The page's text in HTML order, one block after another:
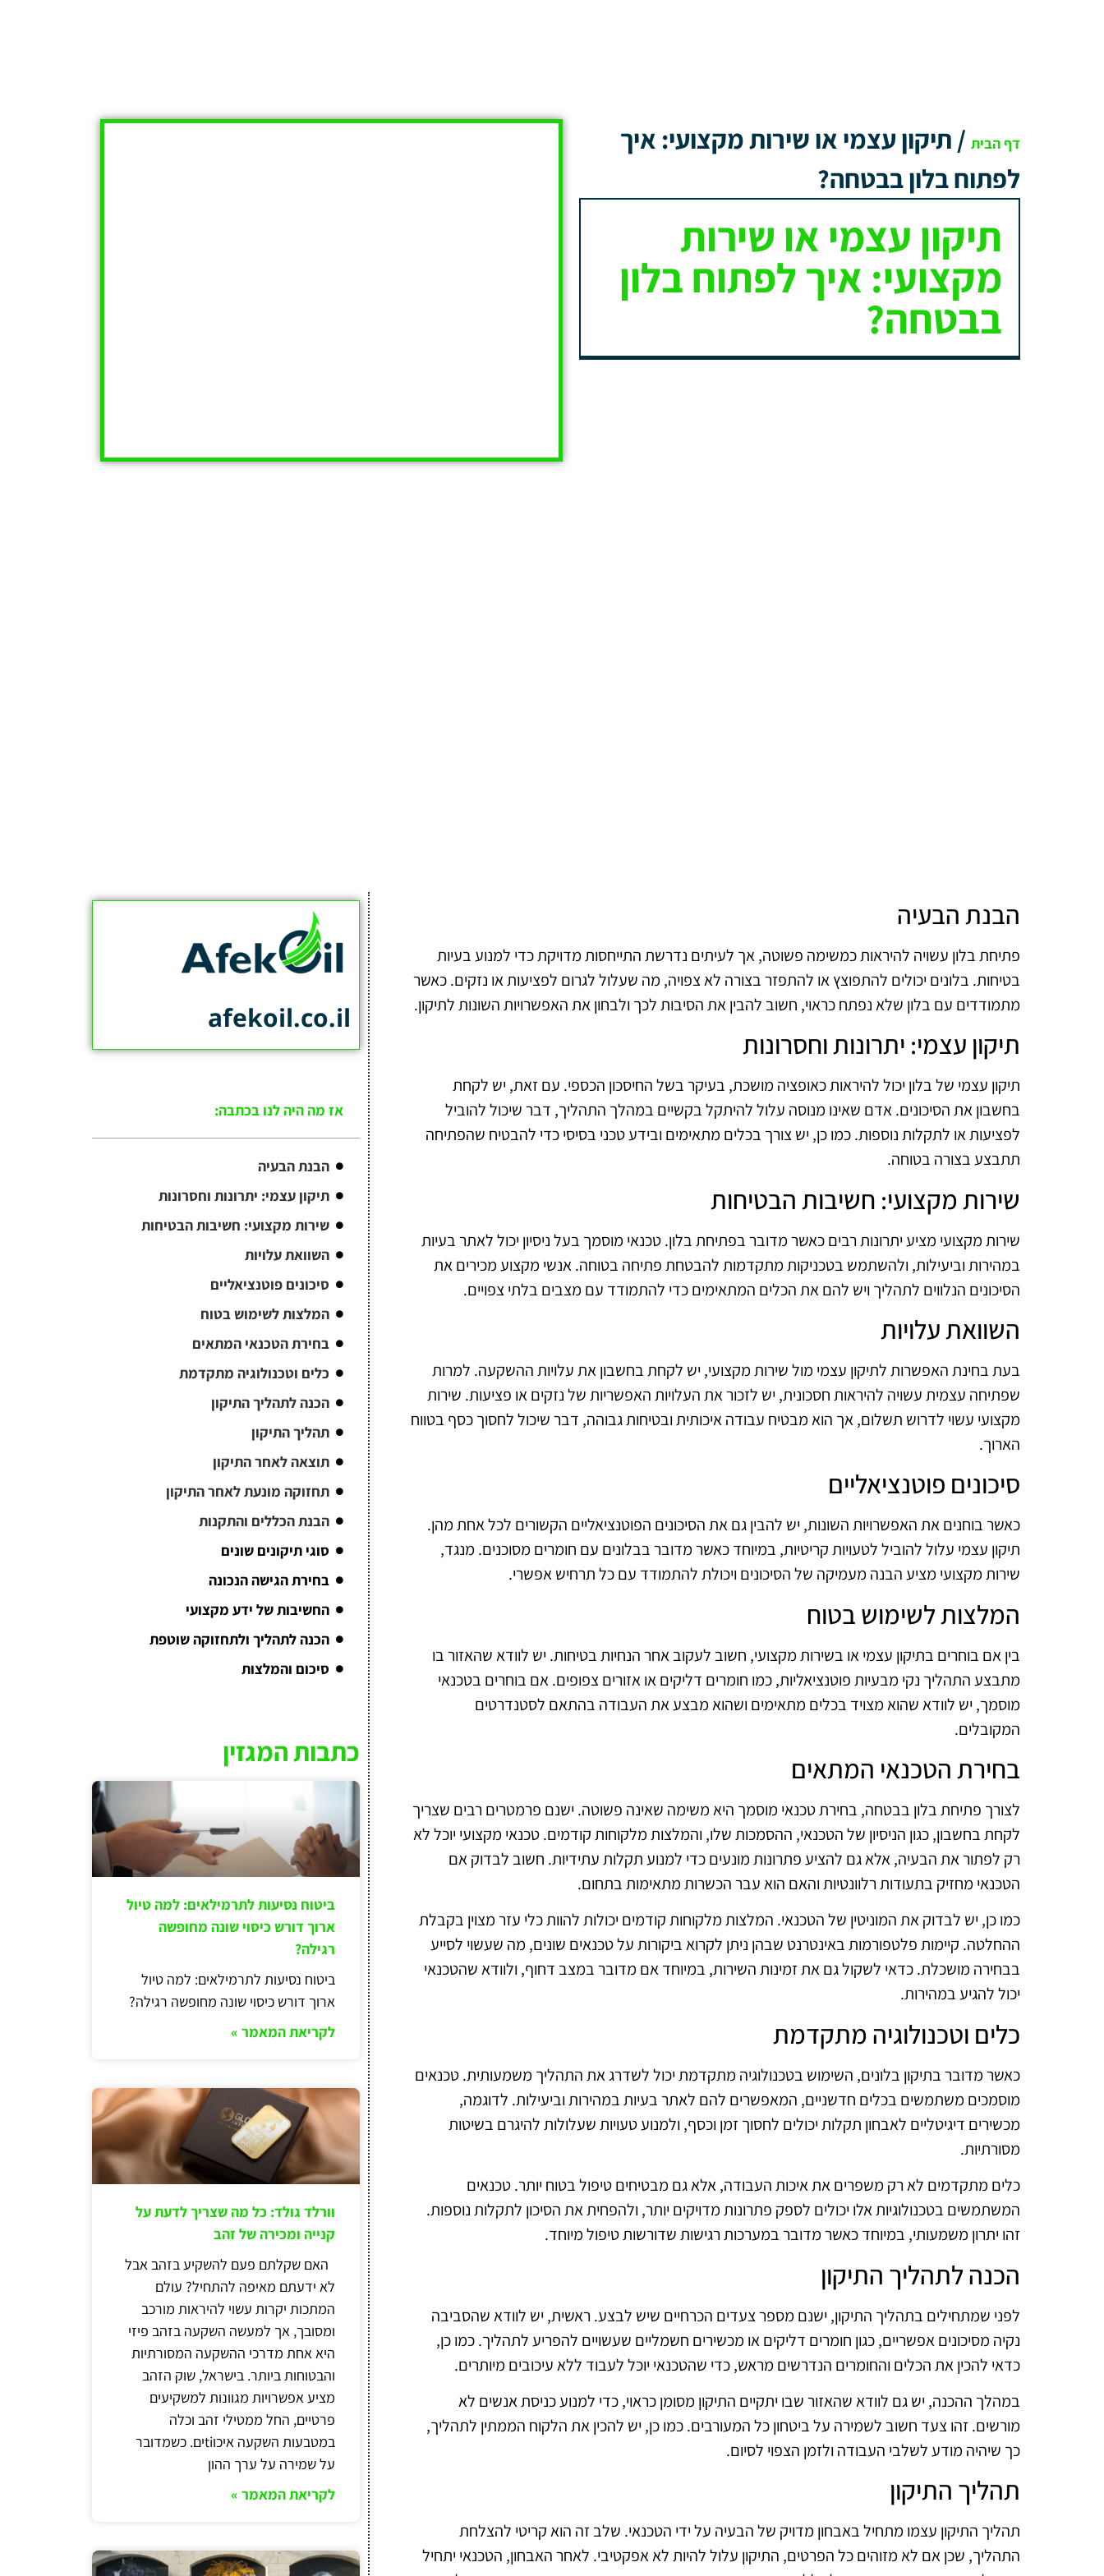
דף הבית /תיקון עצמי או שירות מקצועי: איך
לפתוח בלון בבטחה?
תיקון עצמי או שירות
מקצועי: איך לפתוח בלון
בבטחה?
הבנת הבעיה
פתיחת בלון עשויה להיראות כמשימה פשוטה, אך לעיתים נדרשת התייחסות מדויקת כדי למנוע בעיות
בטיחות. בלונים יכולים להתפוצץ או להתפזר בצורה לא צפויה, מה שעלול לגרום לפציעות או נזקים. כאשר
מתמודדים עם בלון שלא נפתח כראוי, חשוב להבין את הסיבות לכך ולבחון את האפשרויות השונות לתיקון.
תיקון עצמי: יתרונות וחסרונות
תיקון עצמי של בלון יכול להיראות כאופציה מושכת, בעיקר בשל החיסכון הכספי. עם זאת, יש לקחת
בחשבון את הסיכונים. אדם שאינו מנוסה עלול להיתקל בקשיים במהלך התהליך, דבר שיכול להוביל
לפציעות או לתקלות נוספות. כמו כן, יש צורך בכלים מתאימים ובידע טכני בסיסי כדי להבטיח שהפתיחה
תתבצע בצורה בטוחה.
שירות מקצועי: חשיבות הבטיחות
שירות מקצועי מציע יתרונות רבים כאשר מדובר בפתיחת בלון. טכנאי מוסמך בעל ניסיון יכול לאתר בעיות
במהירות וביעילות, ולהשתמש בטכניקות מתקדמות להבטחת פתיחה בטוחה. אנשי מקצוע מכירים את
הסיכונים הנלווים לתהליך ויש להם את הכלים המתאימים כדי להתמודד עם מצבים בלתי צפויים.
השוואת עלויות
בעת בחינת האפשרות לתיקון עצמי מול שירות מקצועי, יש לקחת בחשבון את עלויות ההשקעה. למרות
שפתיחה עצמית עשויה להיראות חסכונית, יש לזכור את העלויות האפשריות של נזקים או פציעות. שירות
מקצועי עשוי לדרוש תשלום, אך הוא מבטיח עבודה איכותית ובטיחות גבוהה, דבר שיכול לחסוך כסף בטווח
הארוך.
סיכונים פוטנציאליים
כאשר בוחנים את האפשרויות השונות, יש להבין גם את הסיכונים הפוטנציאליים הקשורים לכל אחת מהן.
תיקון עצמי עלול להוביל לטעויות קריטיות, במיוחד כאשר מדובר בבלונים עם חומרים מסוכנים. מנגד,
שירות מקצועי מציע הבנה מעמיקה של הסיכונים ויכולת להתמודד עם כל תרחיש אפשרי.
המלצות לשימוש בטוח
בין אם בוחרים בתיקון עצמי או בשירות מקצועי, חשוב לעקוב אחר הנחיות בטיחות. יש לוודא שהאזור בו
מתבצע התהליך נקי מבעיות פוטנציאליות, כמו חומרים דליקים או אזורים צפופים. אם בוחרים בטכנאי
מוסמך, יש לוודא שהוא מצויד בכלים מתאימים ושהוא מבצע את העבודה בהתאם לסטנדרטים
המקובלים.
בחירת הטכנאי המתאים
לצורך פתיחת בלון בבטחה, בחירת טכנאי מוסמך היא משימה שאינה פשוטה. ישנם פרמטרים רבים שצריך
לקחת בחשבון, כגון הניסיון של הטכנאי, ההסמכות שלו, והמלצות מלקוחות קודמים. טכנאי מקצועי יוכל לא
רק לפתור את הבעיה, אלא גם להציע פתרונות מונעים כדי למנוע תקלות עתידיות. חשוב לבדוק אם
הטכנאי מחזיק בתעודות רלוונטיות והאם הוא עבר הכשרות מתאימות בתחום.
כמו כן, יש לבדוק את המוניטין של הטכנאי. המלצות מלקוחות קודמים יכולות להוות כלי עזר מצוין בקבלת
ההחלטה. קיימות פלטפורמות באינטרנט שבהן ניתן לקרוא ביקורות על טכנאים שונים, מה שעשוי לסייע
בבחירה מושכלת. כדאי לשקול גם את זמינות השירות, במיוחד אם מדובר במצב דחוף, ולוודא שהטכנאי
יכול להגיע במהירות.
כלים וטכנולוגיה מתקדמת
כאשר מדובר בתיקון בלונים, השימוש בטכנולוגיה מתקדמת יכול לשדרג את התהליך משמעותית. טכנאים
מוסמכים משתמשים בכלים חדשניים, המאפשרים להם לאתר בעיות במהירות וביעילות. לדוגמה,
מכשירים דיגיטליים לאבחון תקלות יכולים לחסוך זמן וכסף, ולמנוע טעויות שעלולות להיגרם בשיטות
מסורתיות.
כלים מתקדמים לא רק משפרים את איכות העבודה, אלא גם מבטיחים טיפול בטוח יותר. טכנאים
המשתמשים בטכנולוגיות אלו יכולים לספק פתרונות מדויקים יותר, ולהפחית את הסיכון לתקלות נוספות.
זהו יתרון משמעותי, במיוחד כאשר מדובר במערכות רגישות שדורשות טיפול מיוחד.
הכנה לתהליך התיקון
לפני שמתחילים בתהליך התיקון, ישנם מספר צעדים הכרחיים שיש לבצע. ראשית, יש לוודא שהסביבה
נקיה מסיכונים אפשריים, כגון חומרים דליקים או מכשירים חשמליים שעשויים להפריע לתהליך. כמו כן,
כדאי להכין את הכלים והחומרים הנדרשים מראש, כדי שהטכנאי יוכל לעבוד ללא עיכובים מיותרים.
במהלך ההכנה, יש גם לוודא שהאזור שבו יתקיים התיקון מסומן כראוי, כדי למנוע כניסת אנשים לא
מורשים. זהו צעד חשוב לשמירה על ביטחון כל המעורבים. כמו כן, יש להכין את הלקוח הממתין לתהליך,
כך שיהיה מודע לשלבי העבודה ולזמן הצפוי לסיום.
תהליך התיקון
תהליך התיקון עצמו מתחיל באבחון מדויק של הבעיה על ידי הטכנאי. שלב זה הוא קריטי להצלחת
התהליך, שכן אם לא מזוהים כל הפרטים, התיקון עלול להיות לא אפקטיבי. לאחר האבחון, הטכנאי יתחיל
afekoil.co.il
אז מה היה לנו בכתבה:
הבנת הבעיה
תיקון עצמי: יתרונות וחסרונות
שירות מקצועי: חשיבות הבטיחות
השוואת עלויות
סיכונים פוטנציאליים
המלצות לשימוש בטוח
בחירת הטכנאי המתאים
כלים וטכנולוגיה מתקדמת
הכנה לתהליך התיקון
תהליך התיקון
תוצאה לאחר התיקון
תחזוקה מונעת לאחר התיקון
הבנת הכללים והתקנות
סוגי תיקונים שונים
בחירת הגישה הנכונה
החשיבות של ידע מקצועי
הכנה לתהליך ולתחזוקה שוטפת
סיכום והמלצות
כתבות המגזין
ביטוח נסיעות לתרמילאים: למה טיול
ארוך דורש כיסוי שונה מחופשה
רגילה?
ביטוח נסיעות לתרמילאים: למה טיול
ארוך דורש כיסוי שונה מחופשה רגילה?
לקריאת המאמר »
וורלד גולד: כל מה שצריך לדעת על
קנייה ומכירה של זהב
האם שקלתם פעם להשקיע בזהב אבל
לא ידעתם מאיפה להתחיל? עולם
המתכות יקרות עשוי להיראות מורכב
ומסובך, אך למעשה השקעה בזהב פיזי
היא אחת מדרכי ההשקעה המסורתיות
והבטוחות ביותר. בישראל, שוק הזהב
מציע אפשרויות מגוונות למשקיעים
פרטיים, החל ממטילי זהב וכלה
במטבעות השקעה איכוtiים. כשמדובר
על שמירה על ערך ההון
לקריאת המאמר »